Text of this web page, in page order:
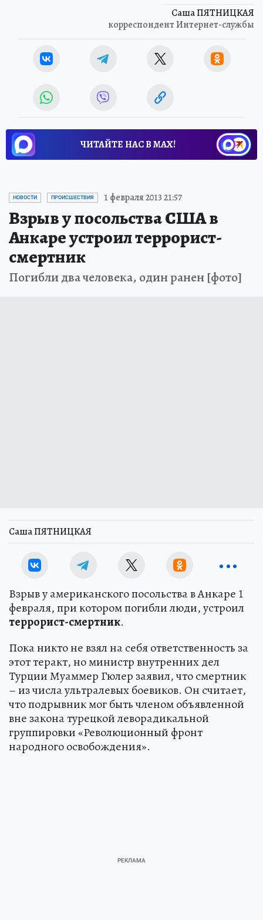
Саша ПЯТНИЦКАЯ
корреспондент Интернет-службы
ЧИТАЙТЕ НАС В МАХ!
НОВОСТИ ПРОИСШЕСТВИЯ 1 февраля 2013 21:57
Взрыв у посольства США в
Анкаре устроил террорист-
смертник
Взрыв у американского посольства в Анкаре 1
февраля, при котором погибли люди, устроил
террорист-смертник.
Пока никто не взял на себя ответственность за
этот теракт, но министр внутренних дел
Турции Муаммер Гюлер заявил, что смертник
– из числа ультралевых боевиков. Он считает,
что подрывник мог быть членом объявленной
вне закона турецкой леворадикальной
группировки «Революционный фронт